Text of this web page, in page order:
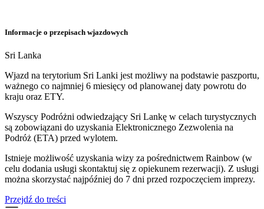
Informacje o przepisach wjazdowych
Sri Lanka
Wjazd na terytorium Sri Lanki jest możliwy na podstawie paszportu,
ważnego co najmniej 6 miesięcy od planowanej daty powrotu do
kraju oraz ETY.
Wszyscy Podróżni odwiedzający Sri Lankę w celach turystycznych
są zobowiązani do uzyskania Elektronicznego Zezwolenia na
Podróż (ETA) przed wylotem.
Istnieje możliwość uzyskania wizy za pośrednictwem Rainbow (w
celu dodania usługi skontaktuj się z opiekunem rezerwacji). Z usługi
można skorzystać najpóźniej do 7 dni przed rozpoczęciem imprezy.
Przejdź do treści